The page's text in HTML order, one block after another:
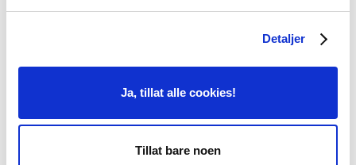
Detaljer
Ja, tillat alle cookies!
Tillat bare noen
Slik finner du oss